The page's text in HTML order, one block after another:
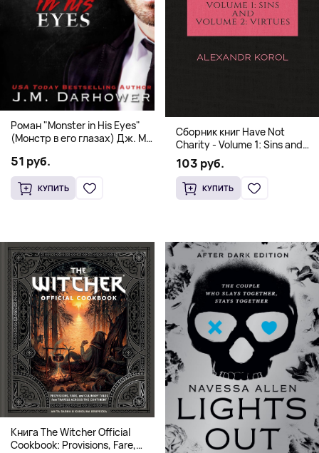
Роман "Monster in His Eyes"
(Монстр в его глазах) Дж. М.
18+
51 руб.
КУПИТЬ
Сборник книг Have Not
Charity - Volume 1: Sins and
Volume 2: Virtues
103 руб.
КУПИТЬ
Книга The Witcher Official
Cookbook: Provisions, Fare,